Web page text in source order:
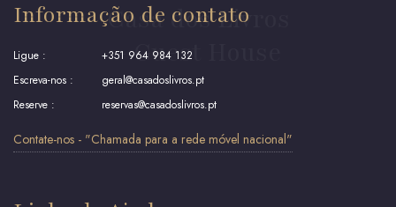
Informação de contato
Ligue :
+351 964 984 132
Escreva-nos :
geral@casadoslivros.pt
Reserve :
reservas@casadoslivros.pt
Contate-nos - "Chamada para a rede móvel nacional"
Casa dos Livros
- Guest House